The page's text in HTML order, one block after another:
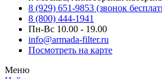
8 (929) 651-9853 (звонок
8 (800) 444-1941
Пн-Вс 10.00 - 19.00
info@armada-filter.ru
Посмотреть на карте
Меню